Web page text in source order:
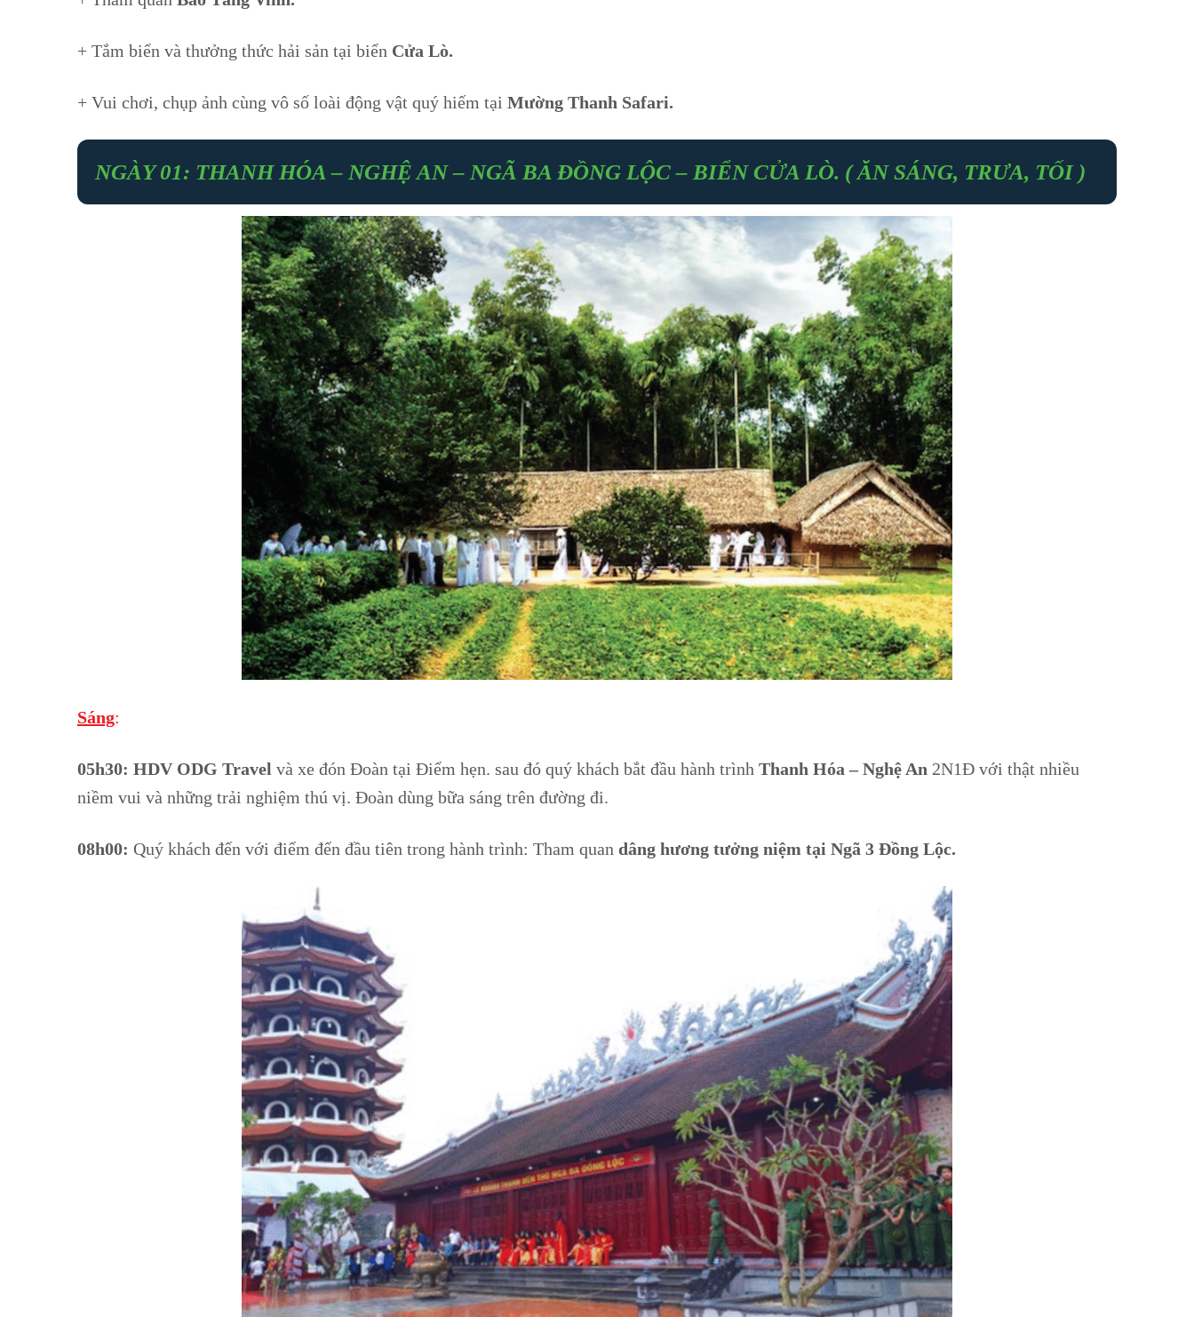
+ Tắm biển và thưởng thức hải sản tại biển Cửa Lò.
+ Vui chơi, chụp ảnh cùng vô số loài động vật quý hiếm tại Mường Thanh Safari.
NGÀY 01: THANH HÓA – NGHỆ AN – NGÃ BA ĐỒNG LỘC – BIỂN CỬA LÒ. ( ĂN SÁNG, TRƯA, TỐI )
Sáng:
05h30: HDV ODG Travel và xe đón Đoàn tại Điểm hẹn. sau đó quý khách bắt đầu hành trình Thanh Hóa – Nghệ An 2N1Đ với thật nhiều
niềm vui và những trải nghiệm thú vị. Đoàn dùng bữa sáng trên đường đi.
08h00: Quý khách đến với điểm đến đầu tiên trong hành trình: Tham quan dâng hương tưởng niệm tại Ngã 3 Đồng Lộc.